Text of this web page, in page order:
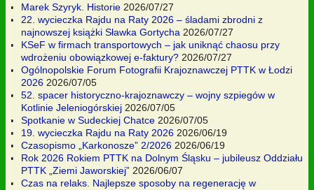
Marek Szyryk. Historie 2026/07/27
22. wycieczka Rajdu na Raty 2026 – śladami zbrodni z
najnowszej książki Sławka Gortycha 2026/07/27
KSeF w firmach transportowych – jak uniknąć chaosu przy
wdrożeniu obowiązkowej e-faktury? 2026/07/27
Ogólnopolskie Forum Fotografii Krajoznawczej PTTK w Łodzi
2026 2026/07/05
52. spacer historyczno-krajoznawczy – wojny szpiegów w
Kotlinie Jeleniogórskiej 2026/07/05
Spotkanie w Sudeckiej Chatce 2026/07/05
19. wycieczka Rajdu na Raty 2026 2026/06/19
Czasopismo „Karkonosze” 2/2026 2026/06/19
Rok 2026 Rokiem PTTK na Dolnym Śląsku – jubileusz Oddziału
PTTK „Ziemi Jaworskiej” 2026/06/07
Czas na relaks. Najlepsze sposoby na regenerację w